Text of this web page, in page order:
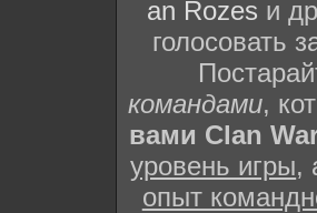
an Rozes и
голосовать
командами,
вами Clan
уровень игры,
опыт